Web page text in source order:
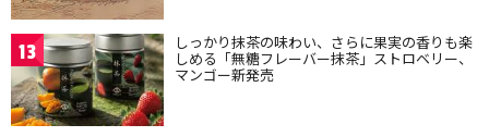
13 しっかり抹茶の味わい、さらに果実の香りも楽
しめる「無糖フレーバー抹茶」ストロベリー、
マンゴー新発売